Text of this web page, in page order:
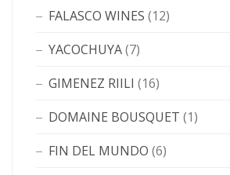
FALASCO WINES (12)
YACOCHUYA(7)
GIMENEZ RIILI (16)
DOMAINE BOUSQUET (1)
FIN DEL MUNDO (6)